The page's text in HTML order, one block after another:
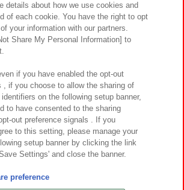
サステナビリティ サイトポリシー
ー ウェブアクセシビリティ方針と検証結果
まとともに
ト対応方針 よくあるご質問・お問い合わせ
©Bandai Namco Amusement Inc.
Namco Amusement Lab Inc.
details about how we use cookies and
of each cookie. You have the right to opt
your information with our partners.
Share My Personal Information] to
if you have enabled the opt-out
, if you choose to allow the sharing of
on the following setup banner,
to have consented to the sharing
out preference signals . If you
to this setting, please manage your
setup banner by clicking the link
Settings' and close the banner.
preference